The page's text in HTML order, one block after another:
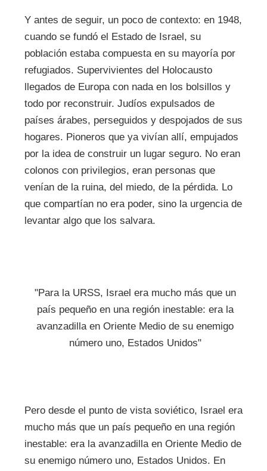
Y antes de seguir, un poco de contexto: en 1948,
cuando se fundó el Estado de Israel, su
población estaba compuesta en su mayoría por
refugiados. Supervivientes del Holocausto
llegados de Europa con nada en los bolsillos y
todo por reconstruir. Judíos expulsados de
países árabes, perseguidos y despojados de sus
hogares. Pioneros que ya vivían allí, empujados
por la idea de construir un lugar seguro. No eran
colonos con privilegios, eran personas que
venían de la ruina, del miedo, de la pérdida. Lo
que compartían no era poder, sino la urgencia de
levantar algo que los salvara.
"Para la URSS, Israel era mucho más que un
país pequeño en una región inestable: era la
avanzadilla en Oriente Medio de su enemigo
número uno, Estados Unidos"
Pero desde el punto de vista soviético, Israel era
mucho más que un país pequeño en una región
inestable: era la avanzadilla en Oriente Medio de
su enemigo número uno, Estados Unidos. En